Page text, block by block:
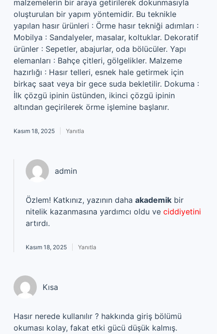
malzemelerin bir araya getirilerek dokunmasıyla
oluşturulan bir yapım yöntemidir. Bu teknikle
yapılan hasır ürünleri : Örme hasır tekniği adımları :
Mobilya : Sandalyeler, masalar, koltuklar. Dekoratif
ürünler : Sepetler, abajurlar, oda bölücüler. Yapı
elemanları : Bahçe çitleri, gölgelikler. Malzeme
hazırlığı : Hasır telleri, esnek hale getirmek için
birkaç saat veya bir gece suda bekletilir. Dokuma :
İlk çözgü ipinin üstünden, ikinci çözgü ipinin
altından geçirilerek örme işlemine başlanır.
Kasım 18, 2025 Yanıtla
admin
Özlem! Katkınız, yazının daha akademik bir
nitelik kazanmasına yardımcı oldu ve ciddiyetini
artırdı.
Kasım 18, 2025 Yanıtla
Kısa
Hasır nerede kullanılır ? hakkında giriş bölümü
okuması kolay, fakat etki gücü düşük kalmış.